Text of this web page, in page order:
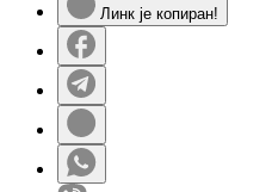
Линк је копиран!